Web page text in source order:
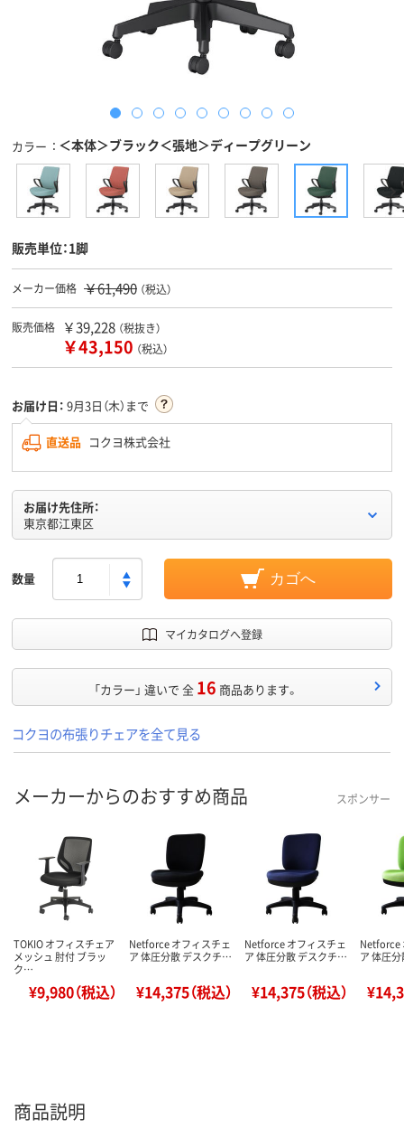
カラー ＜本体＞ブラック＜張地＞ディープグリーン
販売単位：1脚
メーカー価格 ￥61,490 （税込）
販売価格 ￥39,228 （税抜き）
￥43,150 （税込）
お届け日： 9月3日（木）まで
直送品 コクヨ株式会社
お届け先住所：
東京都江東区
数量 カゴへ
マイカタログへ登録
「カラー」 違いで 全 16 商品あります。
コクヨの布張りチェアを全て見る
メーカーからのおすすめ商品 スポンサー
TOKIO オフィスチェア
メッシュ 肘付 ブラッ
ク…
¥9,980（税込）
Netforce オフィスチェ
ア 体圧分散 デスクチ…
¥14,375（税込）
Netforce オフィスチェ
ア 体圧分散 デスクチ…
¥14,375（税込）
Netforce
ア 体圧
商品説明